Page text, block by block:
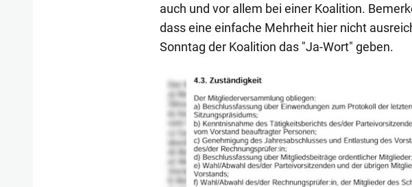
auch und vor allem bei einer Koalition.
dass eine einfache Mehrheit hier nicht
Sonntag der Koalition das "Ja-Wort" geben.